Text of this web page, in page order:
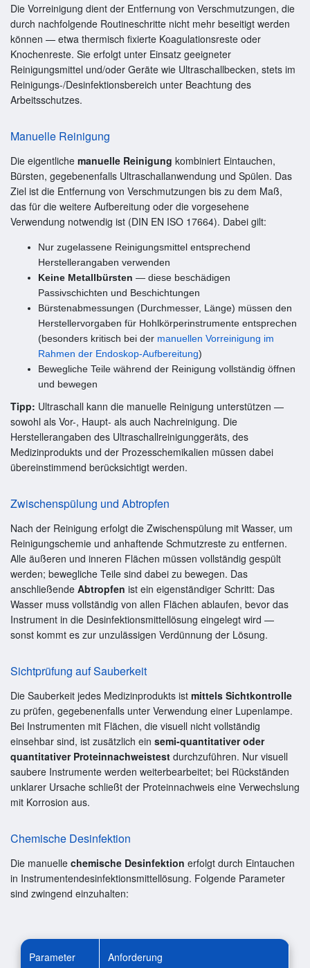
Die Vorreinigung dient der Entfernung von Verschmutzungen, die
durch nachfolgende Routineschritte nicht mehr beseitigt werden
können — etwa thermisch fixierte Koagulationsreste oder
Knochenreste. Sie erfolgt unter Einsatz geeigneter
Reinigungsmittel und/oder Geräte wie Ultraschallbecken, stets im
Reinigungs-/Desinfektionsbereich unter Beachtung des
Arbeitsschutzes.
Manuelle Reinigung
Die eigentliche manuelle Reinigung kombiniert Eintauchen,
Bürsten, gegebenenfalls Ultraschallanwendung und Spülen. Das
Ziel ist die Entfernung von Verschmutzungen bis zu dem Maß,
das für die weitere Aufbereitung oder die vorgesehene
Verwendung notwendig ist (DIN EN ISO 17664). Dabei gilt:
Nur zugelassene Reinigungsmittel entsprechend
Herstellerangaben verwenden
Keine Metallbürsten — diese beschädigen
Passivschichten und Beschichtungen
Bürstenabmessungen (Durchmesser, Länge) müssen den
Herstellervorgaben für Hohlkörperinstrumente entsprechen
(besonders kritisch bei der manuellen Vorreinigung im
Rahmen der Endoskop-Aufbereitung)
Bewegliche Teile während der Reinigung vollständig öffnen
und bewegen
Tipp: Ultraschall kann die manuelle Reinigung unterstützen —
sowohl als Vor-, Haupt- als auch Nachreinigung. Die
Herstellerangaben des Ultraschallreinigunggeräts, des
Medizinprodukts und der Prozesschemikalien müssen dabei
übereinstimmend berücksichtigt werden.
Zwischenspülung und Abtropfen
Nach der Reinigung erfolgt die Zwischenspülung mit Wasser, um
Reinigungschemie und anhaftende Schmutzreste zu entfernen.
Alle äußeren und inneren Flächen müssen vollständig gespült
werden; bewegliche Teile sind dabei zu bewegen. Das
anschließende Abtropfen ist ein eigenständiger Schritt: Das
Wasser muss vollständig von allen Flächen ablaufen, bevor das
Instrument in die Desinfektionsmittellösung eingelegt wird —
sonst kommt es zur unzulässigen Verdünnung der Lösung.
Sichtprüfung auf Sauberkeit
Die Sauberkeit jedes Medizinprodukts ist mittels Sichtkontrolle
zu prüfen, gegebenenfalls unter Verwendung einer Lupenlampe.
Bei Instrumenten mit Flächen, die visuell nicht vollständig
einsehbar sind, ist zusätzlich ein semi-quantitativer oder
quantitativer Proteinnachweistest durchzuführen. Nur visuell
saubere Instrumente werden weiterbearbeitet; bei Rückständen
unklarer Ursache schließt der Proteinnachweis eine Verwechslung
mit Korrosion aus.
Chemische Desinfektion
Die manuelle chemische Desinfektion erfolgt durch Eintauchen
in Instrumentendesinfektionsmittellösung. Folgende Parameter
sind zwingend einzuhalten:
Parameter Anforderung